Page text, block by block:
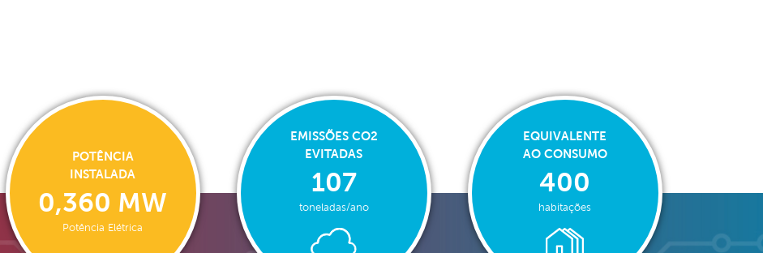
POTÊNCIA
INSTALADA
0,360 MW
Potência Elétrica
EMISSÕES CO2
EVITADAS
107
toneladas/ano
EQUIVALENTE
AO CONSUMO
400
habitações